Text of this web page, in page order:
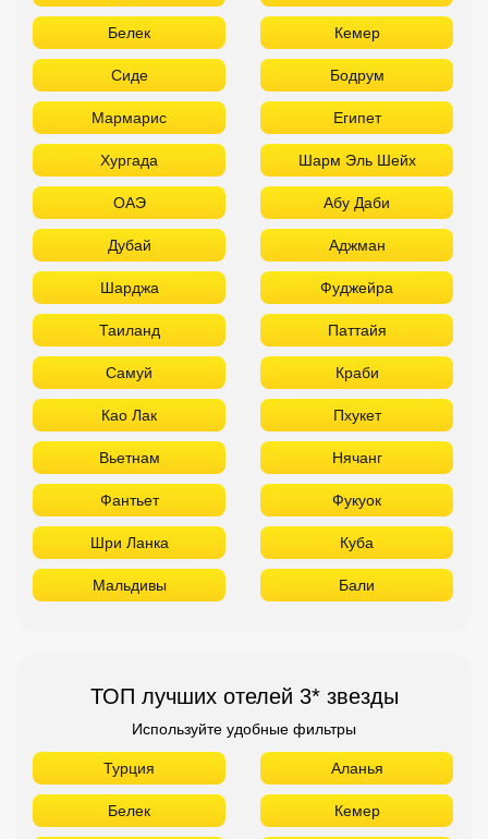
Белек Кемер
Сиде Бодрум
Мармарис Египет
Хургада Шарм Эль Шейх
ОАЭ Абу Даби
Дубай Аджман
Шарджа Фуджейра
Таиланд Паттайя
Самуй Краби
Као Лак Пхукет
Вьетнам Нячанг
Фантьет Фукуок
Шри Ланка Куба
Мальдивы Бали
ТОП лучших отелей 3* звезды
Используйте удобные фильтры
Турция Аланья
Белек Кемер